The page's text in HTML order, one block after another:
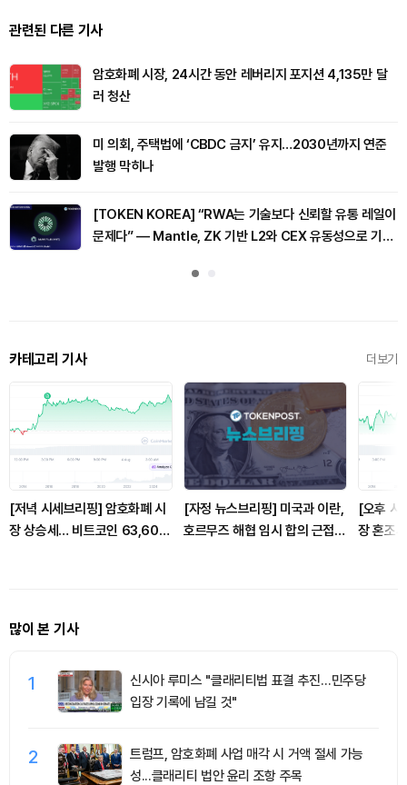
관련된 다른 기사
암호화폐 시장, 24시간 동안 레버리지 포지션 4,135만 달
러 청산
미 의회, 주택법에 ‘CBDC 금지’ 유지…2030년까지 연준
발행 막히나
[TOKEN KOREA] “RWA는 기술보다 신뢰할 유통 레일이
문제다” — Mantle, ZK 기반 L2와 CEX 유동성으로 기관
카테고리 기사 더보기
[저녁 시세브리핑] 암호화폐 시
장 상승세… 비트코인 63,609
[자정 뉴스브리핑] 미국과 이란,
호르무즈 해협 임시 합의 근접
[오후 시
장 혼조
많이 본 기사
1
신시아 루미스 "클래리티법 표결 추진…민주당
입장 기록에 남길 것"
2
트럼프, 암호화폐 사업 매각 시 거액 절세 가능
성...클래리티 법안 윤리 조항 주목